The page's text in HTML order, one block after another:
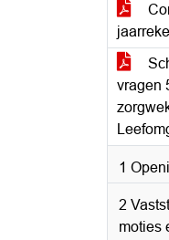
vragen
1
2
moties